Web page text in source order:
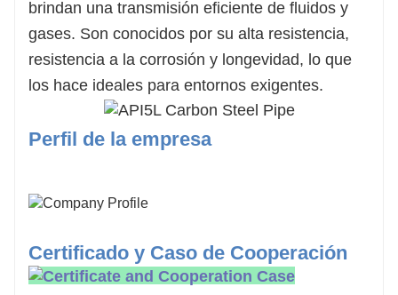
brindan una transmisión eficiente de fluidos y
gases. Son conocidos por su alta resistencia,
resistencia a la corrosión y longevidad, lo que
los hace ideales para entornos exigentes.
Perfil de la empresa
Certificado y Caso de Cooperación